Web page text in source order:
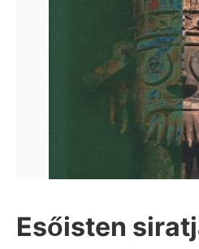
Esőisten